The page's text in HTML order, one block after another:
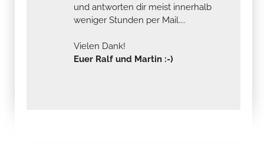
und antworten dir meist innerhalb
weniger Stunden per Mail....
Vielen Dank!
Euer Ralf und Martin :-)